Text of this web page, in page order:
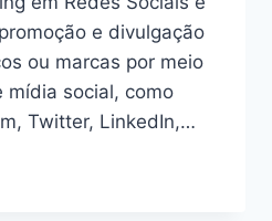
e divulgação
ou marcas por meio
mídia social, como
Twitter, LinkedIn,…